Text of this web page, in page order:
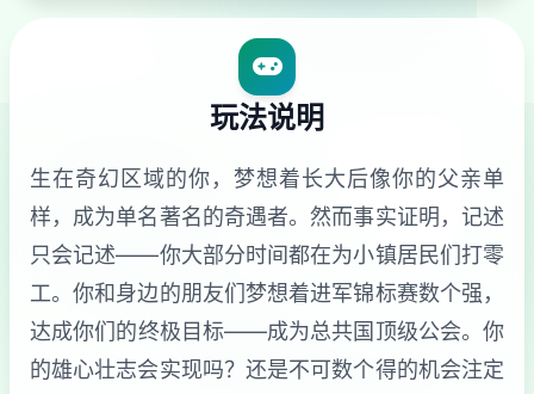
玩法说明
生在奇幻区域的你，梦想着长大后像你的父亲单
样，成为单名著名的奇遇者。然而事实证明，记述
只会记述——你大部分时间都在为小镇居民们打零
工。你和身边的朋友们梦想着进军锦标赛数个强，
达成你们的终极目标——成为总共国顶级公会。你
的雄心壮志会实现吗？还是不可数个得的机会注定